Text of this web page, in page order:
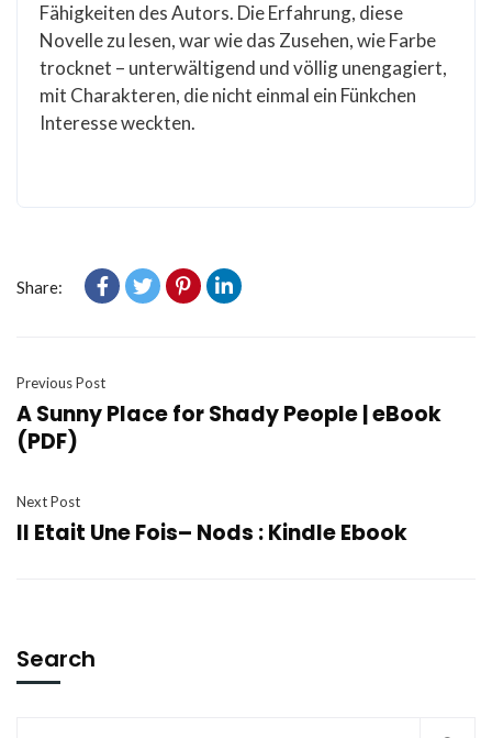
Fähigkeiten des Autors. Die Erfahrung, diese
Novelle zu lesen, war wie das Zusehen, wie Farbe
trocknet – unterwältigend und völlig unengagiert,
mit Charakteren, die nicht einmal ein Fünkchen
Interesse weckten.
Share:
Previous Post
A Sunny Place for Shady People | eBook
(PDF)
Next Post
Il Etait Une Fois– Nods : Kindle Ebook
Search